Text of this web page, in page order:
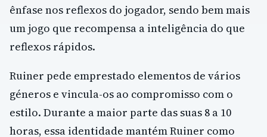
ênfase nos reflexos do jogador, sendo bem mais
um jogo que recompensa a inteligência do que
reflexos rápidos.
Ruiner pede emprestado elementos de vários
géneros e vincula-os ao compromisso com o
estilo. Durante a maior parte das suas 8 a 10
horas, essa identidade mantém Ruiner como